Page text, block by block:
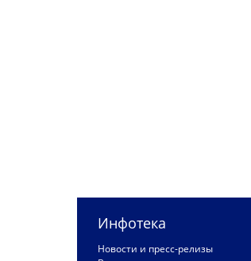
Инфотека
Новости и пресс-релизы